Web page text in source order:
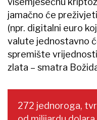
jamačno će
(npr. digitalni euro
valute jednostavno
spremište
zlata – smatra
272 jednoroga,